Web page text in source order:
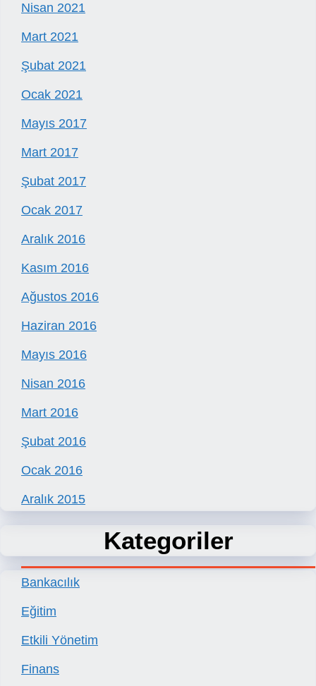
Nisan 2021
Mart 2021
Şubat 2021
Ocak 2021
Mayıs 2017
Mart 2017
Şubat 2017
Ocak 2017
Aralık 2016
Kasım 2016
Ağustos 2016
Haziran 2016
Mayıs 2016
Nisan 2016
Mart 2016
Şubat 2016
Ocak 2016
Aralık 2015
Kategoriler
Bankacılık
Eğitim
Etkili Yönetim
Finans